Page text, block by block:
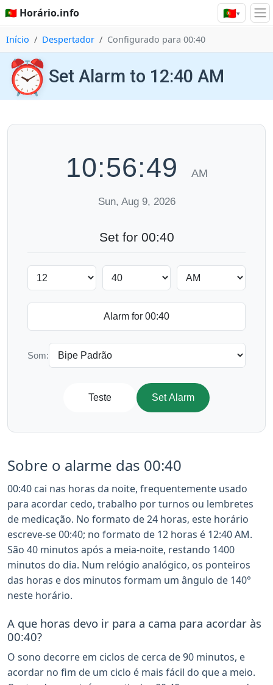
🇵🇹 Horário.info 🇵🇹▾
Início Despertador Configurado para 00:40
⏰ Set Alarm to 12:40 AM
10:56:50 AM
Sun, Aug 9, 2026
Set for 00:40
Som:
Teste Set Alarm
Sobre o alarme das 00:40
00:40 cai nas horas da noite, frequentemente usado
para acordar cedo, trabalho por turnos ou lembretes
de medicação. No formato de 24 horas, este horário
escreve-se 00:40; no formato de 12 horas é 12:40 AM.
São 40 minutos após a meia-noite, restando 1400
minutos do dia. Num relógio analógico, os ponteiros
das horas e dos minutos formam um ângulo de 140°
neste horário.
A que horas devo ir para a cama para acordar às
00:40?
O sono decorre em ciclos de cerca de 90 minutos, e
acordar no fim de um ciclo é mais fácil do que a meio.